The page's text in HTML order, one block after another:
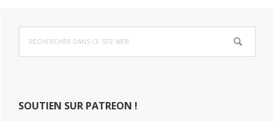
Barre
latérale
dans
ce
SOUTIEN SUR PATREON !